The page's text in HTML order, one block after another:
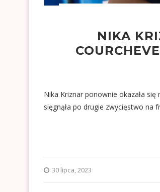
NIKA
Nika Kriznar ponownie okazała
sięgnąła po drugie zwycięstwo na
30 lipca, 2023